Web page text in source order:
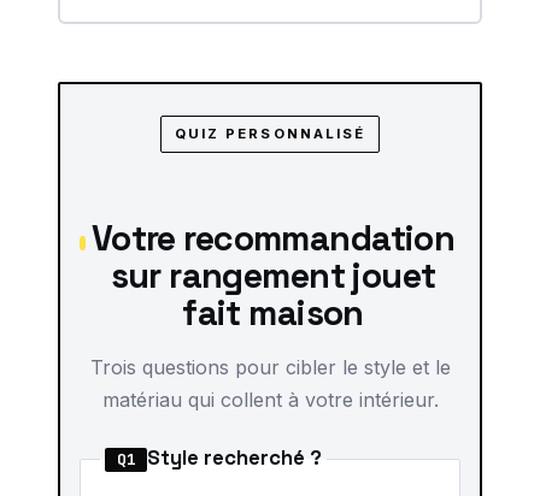
QUIZ PERSONNALISÉ
Votre recommandation
sur rangement jouet
fait maison
Trois questions pour cibler le style et le
matériau qui collent à votre intérieur.
Q1 Style recherché ?